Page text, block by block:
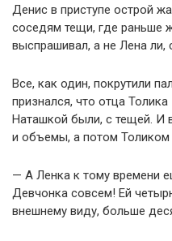
Денис в приступе острой
соседям тещи, где раньше
выспрашивал, а не Лена ли,
Все, как один, покрутили
признался, что отца
Наташкой были, с тещей. И
и объемы, а потом Толиком
— А Ленка к тому времени
Девчонка совсем! Ей
внешнему виду, больше